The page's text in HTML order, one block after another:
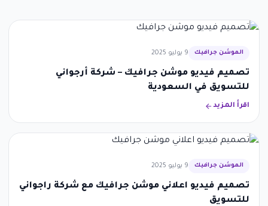
الموشن جرافيك 9 يوليو 2025
تصميم فيديو موشن جرافيك – شركة أرجواني
للتسويق في السعودية
اقرأ المزيد
الموشن جرافيك 9 يوليو 2025
تصميم فيديو اعلاني موشن جرافيك مع شركة راجواني
للتسويق